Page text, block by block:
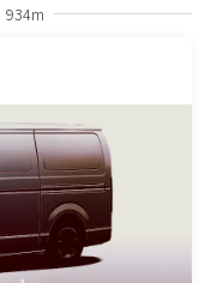
934m